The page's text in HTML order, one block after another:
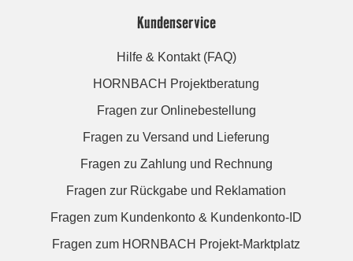
Kundenservice
Hilfe & Kontakt (FAQ)
HORNBACH Projektberatung
Fragen zur Onlinebestellung
Fragen zu Versand und Lieferung
Fragen zu Zahlung und Rechnung
Fragen zur Rückgabe und Reklamation
Fragen zum Kundenkonto & Kundenkonto-ID
Fragen zum HORNBACH Projekt-Marktplatz